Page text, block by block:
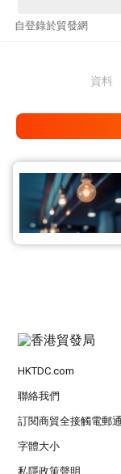
自登錄於貿發網
資料
HKTDC.com
聯絡我們
訂閱商貿全接觸電郵
字體大小
私隱政策聲明